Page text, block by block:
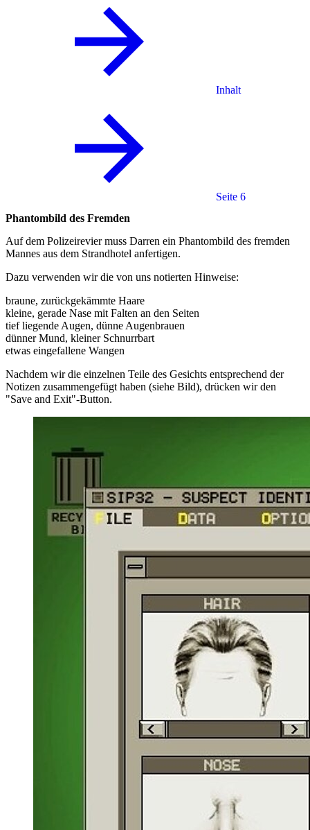
Inhalt
Seite 6
Phantombild des Fremden
Auf dem Polizeirevier muss Darren ein Phantombild des fremden
Mannes aus dem Strandhotel anfertigen.
Dazu verwenden wir die von uns notierten Hinweise:
braune, zurückgekämmte Haare
kleine, gerade Nase mit Falten an den Seiten
tief liegende Augen, dünne Augenbrauen
dünner Mund, kleiner Schnurrbart
etwas eingefallene Wangen
Nachdem wir die einzelnen Teile des Gesichts entsprechend der
Notizen zusammengefügt haben (siehe Bild), drücken wir den
"Save and Exit"-Button.